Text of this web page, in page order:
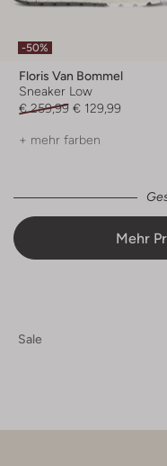
-50%
Floris Van Bommel
Sneaker Low
€ 259,99 € 129,99
+ mehr farben
Mehr
Sale